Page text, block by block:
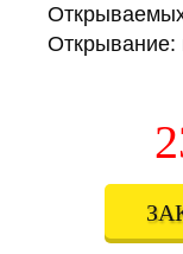
Открывание: